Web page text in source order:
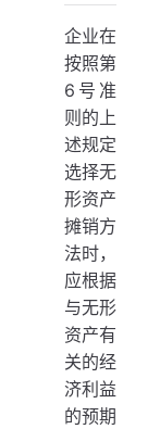
企业在
按照第
6号准
则的上
述规定
选择无
形资产
摊销方
法时，
应根据
与无形
资产有
关的经
济利益
的预期